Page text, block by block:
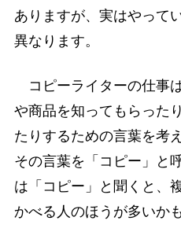
ありますが、実はやって
異なります。
コピーライターの仕事
や商品を知ってもらった
たりするための言葉を考
その言葉を「コピー」と
は「コピー」と聞くと、
かべる人のほうが多いか